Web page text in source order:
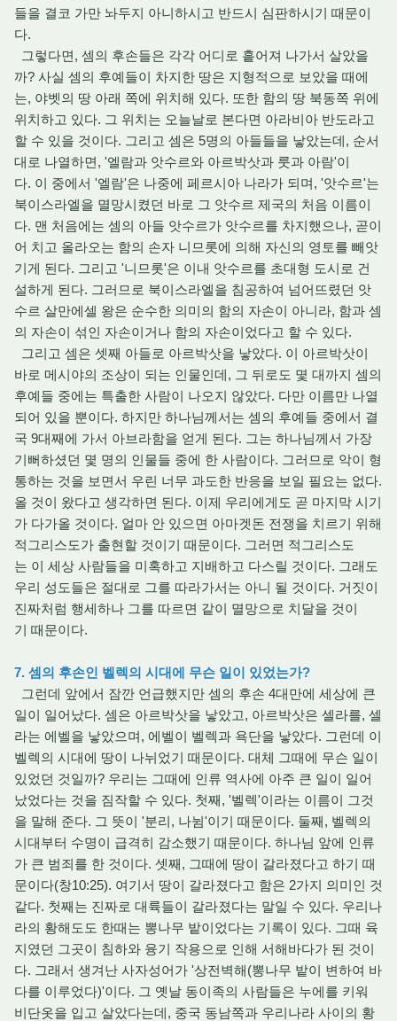
들을 결코 가만 놔두지 아니하시고 반드시 심판하시기 때문이
다.
그렇다면, 셈의 후손들은 각각 어디로 흩어져 나가서 살았을
까? 사실 셈의 후예들이 차지한 땅은 지형적으로 보았을 때에
는, 야벳의 땅 아래 쪽에 위치해 있다. 또한 함의 땅 북동쪽 위에
위치하고 있다. 그 위치는 오늘날로 본다면 아라비아 반도라고
할 수 있을 것이다. 그리고 셈은 5명의 아들들을 낳았는데, 순서
대로 나열하면, '엘람과 앗수르와 아르박삿과 룻과 아람'이
다. 이 중에서 '엘람'은 나중에 페르시아 나라가 되며, '앗수르'는
북이스라엘을 멸망시켰던 바로 그 앗수르 제국의 처음 이름이
다. 맨 처음에는 셈의 아들 앗수르가 앗수르를 차지했으나, 곧이
어 치고 올라오는 함의 손자 니므롯에 의해 자신의 영토를 빼앗
기게 된다. 그리고 '니므롯'은 이내 앗수르를 초대형 도시로 건
설하게 된다. 그러므로 북이스라엘을 침공하여 넘어뜨렸던 앗
수르 살만에셀 왕은 순수한 의미의 함의 자손이 아니라, 함과 셈
의 자손이 섞인 자손이거나 함의 자손이었다고 할 수 있다.
그리고 셈은 셋째 아들로 아르박삿을 낳았다. 이 아르박삿이
바로 메시야의 조상이 되는 인물인데, 그 뒤로도 몇 대까지 셈의
후예들 중에는 특출한 사람이 나오지 않았다. 다만 이름만 나열
되어 있을 뿐이다. 하지만 하나님께서는 셈의 후예들 중에서 결
국 9대째에 가서 아브라함을 얻게 된다. 그는 하나님께서 가장
기뻐하셨던 몇 명의 인물들 중에 한 사람이다. 그러므로 악이 형
통하는 것을 보면서 우린 너무 과도한 반응을 보일 필요는 없다.
올 것이 왔다고 생각하면 된다. 이제 우리에게도 곧 마지막 시기
가 다가올 것이다. 얼마 안 있으면 아마겟돈 전쟁을 치르기 위해
적그리스도가 출현할 것이기 때문이다. 그러면 적그리스도
는 이 세상 사람들을 미혹하고 지배하고 다스릴 것이다. 그래도
우리 성도들은 절대로 그를 따라가서는 아니 될 것이다. 거짓이
진짜처럼 행세하나 그를 따르면 같이 멸망으로 치달을 것이
기 때문이다.
7. 셈의 후손인 벨렉의 시대에 무슨 일이 있었는가?
그런데 앞에서 잠깐 언급했지만 셈의 후손 4대만에 세상에 큰
일이 일어났다. 셈은 아르박삿을 낳았고, 아르박삿은 셀라를, 셀
라는 에벨을 낳았으며, 에벨이 벨렉과 욕단을 낳았다. 그런데 이
벨렉의 시대에 땅이 나뉘었기 때문이다. 대체 그때에 무슨 일이
있었던 것일까? 우리는 그때에 인류 역사에 아주 큰 일이 일어
났었다는 것을 짐작할 수 있다. 첫째, '벨렉'이라는 이름이 그것
을 말해 준다. 그 뜻이 '분리, 나뉨'이기 때문이다. 둘째, 벨렉의
시대부터 수명이 급격히 감소했기 때문이다. 하나님 앞에 인류
가 큰 범죄를 한 것이다. 셋째, 그때에 땅이 갈라졌다고 하기 때
문이다(창10:25). 여기서 땅이 갈라졌다고 함은 2가지 의미인 것
같다. 첫째는 진짜로 대륙들이 갈라졌다는 말일 수 있다. 우리나
라의 황해도도 한때는 뽕나무 밭이었다는 기록이 있다. 그때 육
지였던 그곳이 침하와 융기 작용으로 인해 서해바다가 된 것이
다. 그래서 생겨난 사자성어가 '상전벽해(뽕나무 밭이 변하여 바
다를 이루었다)'이다. 그 옛날 동이족의 사람들은 누에를 키워
비단옷을 입고 살았다는데, 중국 동남쪽과 우리나라 사이의 황